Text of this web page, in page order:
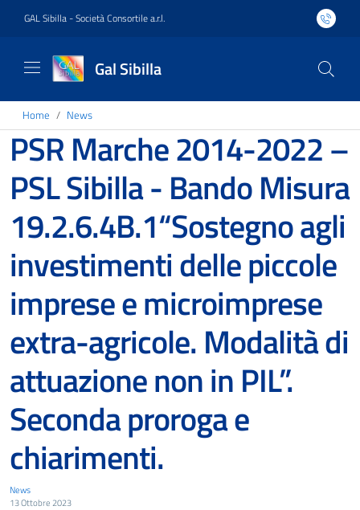
GAL Sibilla - Società Consortile a.r.l.
Gal Sibilla
Home News
PSR Marche 2014-2022 –
PSL Sibilla - Bando Misura
19.2.6.4B.1“Sostegno agli
investimenti delle piccole
imprese e microimprese
extra-agricole. Modalità di
attuazione non in PIL”.
Seconda proroga e
chiarimenti.
News
13 Ottobre 2023